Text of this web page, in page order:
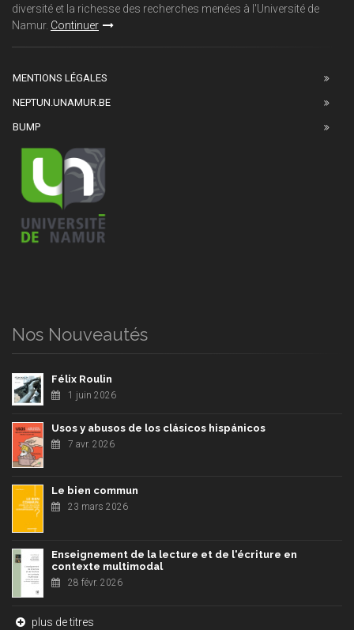
diversité et la richesse des recherches menées à l'Université de
Namur. Continuer
MENTIONS LÉGALES
NEPTUN.UNAMUR.BE
BUMP
Nos Nouveautés
Félix Roulin
1 juin 2026
Usos y abusos de los clásicos hispánicos
7 avr. 2026
Le bien commun
23 mars 2026
Enseignement de la lecture et de l'écriture en
contexte multimodal
28 févr. 2026
plus de titres